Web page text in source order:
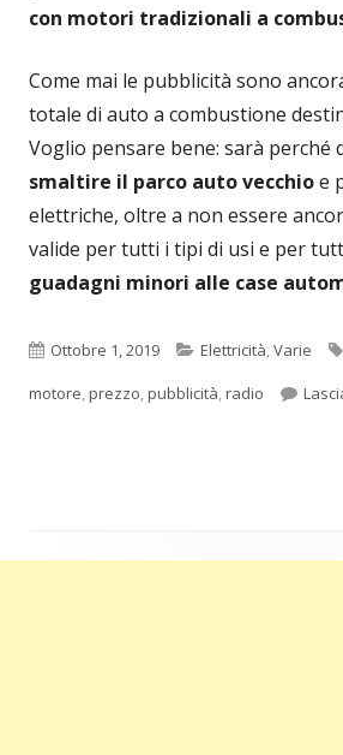
con motori tradizionali a
Come mai le pubblicità sono
totale di auto a combustione
Voglio pensare bene: sarà perché
smaltire il parco auto vecchioe
elettriche, oltre a non essere
valide per tutti i tipi di usi e per
guadagni minori alle case
Pubblicato
Ottobre 1, 2019 Categorie
Elettricità,Varie
motore,prezzo,pubblicità,radio